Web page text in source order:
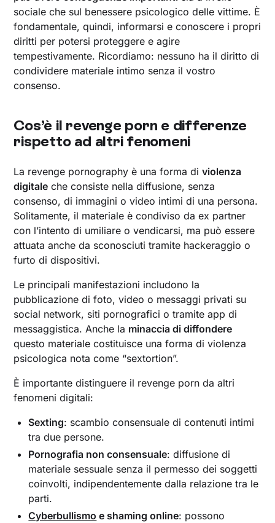
sociale che sul benessere psicologico delle vittime. È
fondamentale, quindi, informarsi e conoscere i propri
diritti per potersi proteggere e agire
tempestivamente. Ricordiamo: nessuno ha il diritto di
condividere materiale intimo senza il vostro
consenso.
Cos’è il revenge porn e differenze
rispetto ad altri fenomeni
La revenge pornography è una forma diviolenza
digitale che consiste nella diffusione, senza
consenso, di immagini o video intimi di una persona.
Solitamente, il materiale è condiviso da ex partner
con l’intento di umiliare o vendicarsi, ma può essere
attuata anche da sconosciuti tramite hackeraggio o
furto di dispositivi.
Le principali manifestazioni includono la
pubblicazione di foto, video o messaggi privati su
social network, siti pornografici o tramite app di
messaggistica. Anche la minaccia di diffondere
questo materiale costituisce una forma di violenza
psicologica nota come “sextortion”.
È importante distinguere il revenge porn da altri
fenomeni digitali:
Sexting: scambio consensuale di contenuti intimi
tra due persone.
Pornografia non consensuale: diffusione di
materiale sessuale senza il permesso dei soggetti
coinvolti, indipendentemente dalla relazione tra le
parti.
Cyberbullismo e shaming online: possono